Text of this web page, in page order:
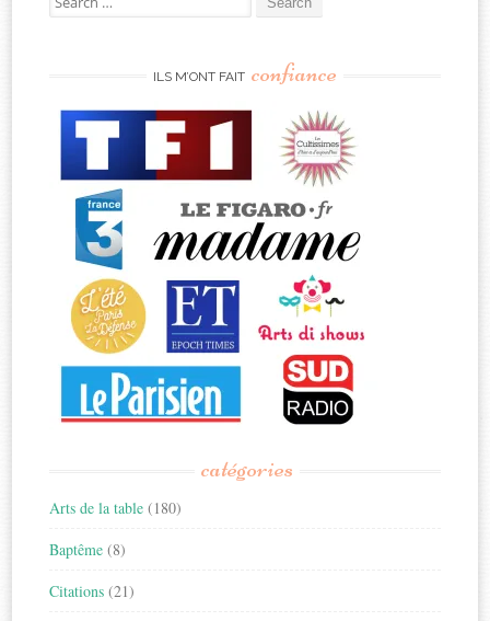
for:
ILS M’ONT FAIT confiance
catégories
Arts de la table (180)
Baptême (8)
Citations (21)